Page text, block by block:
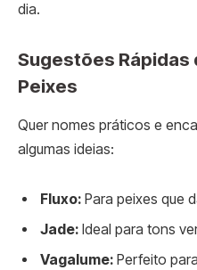
dia.
Sugestões Rápidas
Peixes
Quer nomes práticos e
algumas ideias:
Fluxo: Para peixes que
Jade: Ideal para tons
Vagalume: Perfeito